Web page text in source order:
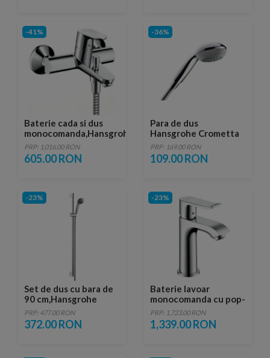
-41%
Baterie cada si dus
monocomanda,Hansgrohe
Focus
PRP: 1,016.00 RON
605.00 RON
-36%
Para de dus
Hansgrohe Crometta
95 Vario
PRP: 169.00 RON
109.00 RON
-23%
Set de dus cu bara de
90 cm,Hansgrohe
Crometta 85 Vario
PRP: 477.00 RON
372.00 RON
-23%
Baterie lavoar
monocomanda cu pop-
up,Hansgrohe Metris
100
PRP: 1,723.00 RON
1,339.00 RON